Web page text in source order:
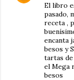
El libro
pasado,
receta ,
encanta
besos y
tartas
el Mega
besos